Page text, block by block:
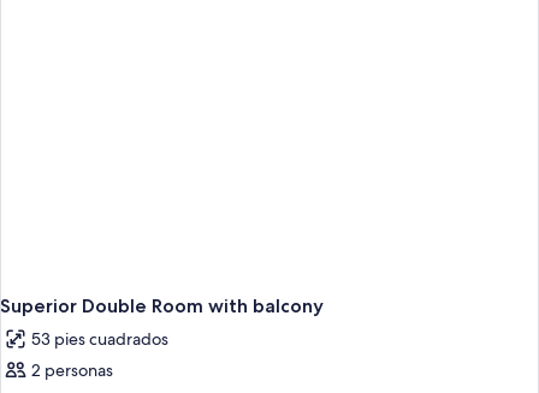
Superior Double Room with balcony
53 pies cuadrados
2 personas